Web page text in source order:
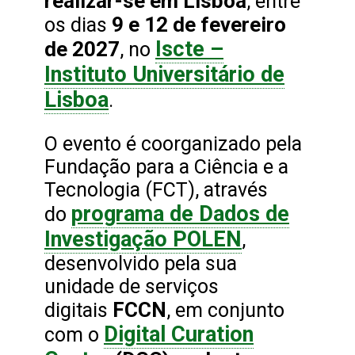
os dias 9 e 12 de fevereiro
de 2027, no Iscte –
Instituto Universitário de
Lisboa.
O evento é coorganizado pela
Fundação para a Ciência e a
Tecnologia (FCT), através
do programa de Dados de
Investigação POLEN,
desenvolvido pela sua
unidade de serviços
digitais FCCN, em conjunto
com o Digital Curation